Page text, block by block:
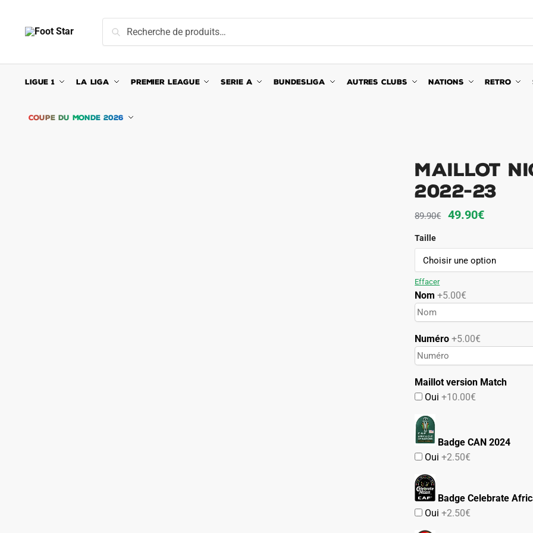
navigation
content
pour :
Recherche
LIGUE 1 LA LIGA PREMIER LEAGUE SERIE A BUNDESLIGA AUTRES CLUBS NATIONS RETRO
COUPE DU MONDE 2026
MAILLOT
2022-23
89.90€
Le
initial
était :
49.90€Le
actuel
est :
Taille
Effacer
Nom +5.00€
Numéro+5.00€
Maillot version Match
Oui+10.00€
Badge CAN 2024
Oui+2.50€
Badge Celebrate
Oui+2.50€